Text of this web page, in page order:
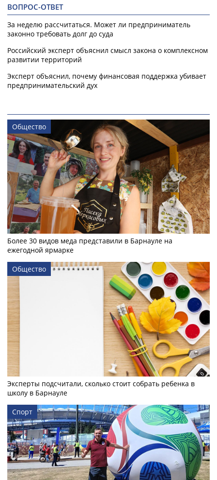
ВОПРОС-ОТВЕТ
За неделю рассчитаться. Может ли предприниматель
законно требовать долг до суда
Российский эксперт объяснил смысл закона о комплексном
развитии территорий
Эксперт объяснил, почему финансовая поддержка убивает
предпринимательский дух
Общество
Более 30 видов меда представили в Барнауле на
ежегодной ярмарке
Общество
Эксперты подсчитали, сколько стоит собрать ребенка в
школу в Барнауле
Спорт